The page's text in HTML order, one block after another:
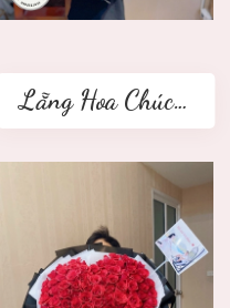
Lẵng Hoa Chúc Mừng